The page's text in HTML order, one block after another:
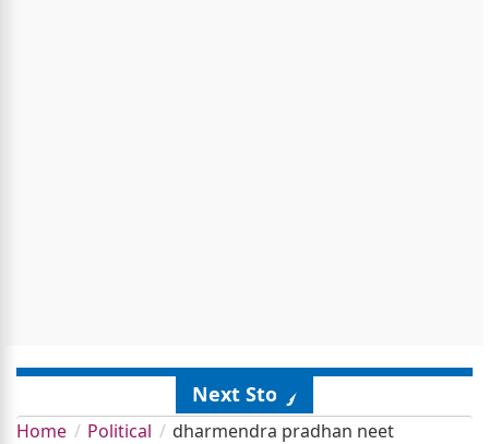
Next Story
Home Political
dharmendra pradhan neet